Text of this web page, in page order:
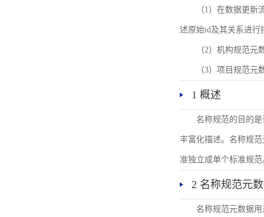
（1）在数据更
述原始id及其关系进行
（2）机构规范元
（3）项目规范
1 概述
名称规范的目的
丰富化描述。名称规
准独立成单个标准规范
2 名称规范元
名称规范元数据